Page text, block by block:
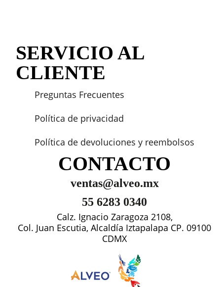
SERVICIO AL
CLIENTE
Preguntas Frecuentes
Política de privacidad
Política de devoluciones y reembolsos
CONTACTO
ventas@alveo.mx
55 6283 0340
Calz. Ignacio Zaragoza 2108,
Col. Juan Escutia, Alcaldía Iztapalapa CP. 09100
CDMX